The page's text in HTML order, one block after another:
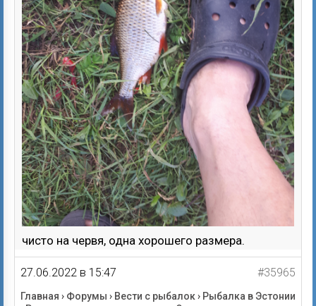
чисто на червя, одна хорошего размера.
27.06.2022 в 15:47 #35965
Главная › Форумы › Вести с рыбалок› Рыбалка в Эстонии